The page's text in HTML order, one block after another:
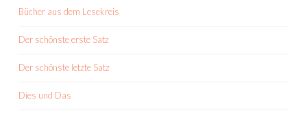
Bücher aus dem Lesekreis
Der schönste erste Satz
Der schönste letzte Satz
Dies und Das